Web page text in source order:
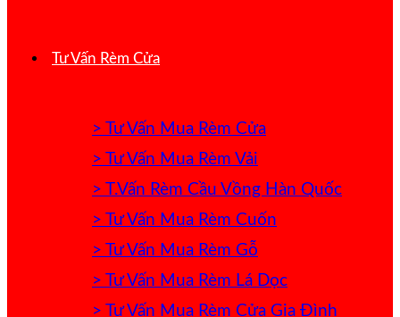
Tư Vấn Rèm Cửa
> Tư Vấn Mua Rèm Cửa
> Tư Vấn Mua Rèm Vải
> T.Vấn Rèm Cầu Vồng Hàn Quốc
> Tư Vấn Mua Rèm Cuốn
> Tư Vấn Mua Rèm Gỗ
> Tư Vấn Mua Rèm Lá Dọc
> Tư Vấn Mua Rèm Cửa Gia Đình